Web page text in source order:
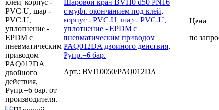
Шаровой кран BVI10 d50 PN16
с муфт. окончанием под клей,
корпус - PVC-U, шар - PVC-U,
уплотнение - EPDM с
пневматическим приводом
PAQ012DA двойного действия,
Рупр.=6 бар.
Арт.: BVI10050/PAQ012DA
Цена
по